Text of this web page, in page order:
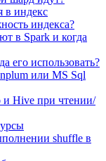
в индекс
индекса?
в Spark и когда
его использовать?
или MS Sql
и Hive при чтении/
shuffle в